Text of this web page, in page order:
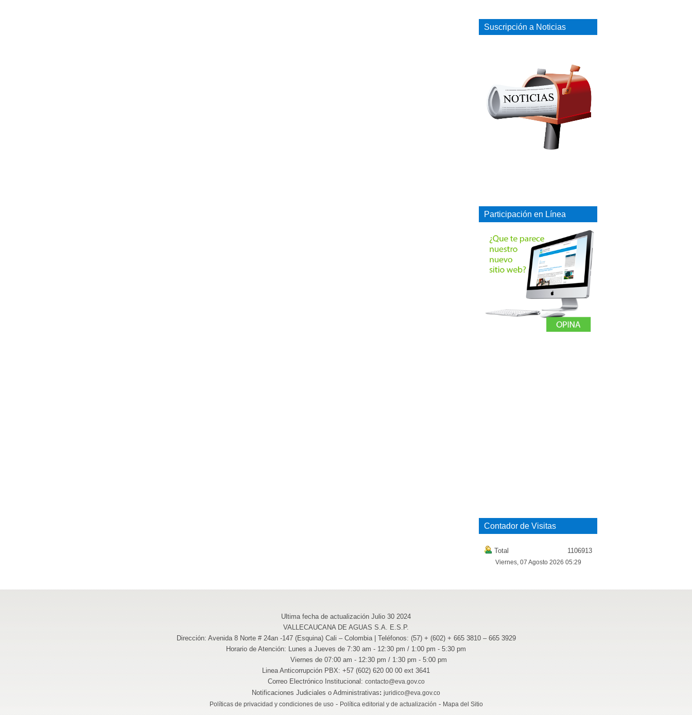
Suscripción a Noticias
Participación en Línea
Contador de Visitas
Total 1106913
Viernes, 07 Agosto 2026 05:29
Ultima fecha de actualización Julio 30 2024
VALLECAUCANA DE AGUAS S.A. E.S.P.
Dirección: Avenida 8 Norte # 24an -147 (Esquina) Cali – Colombia | Teléfonos: (57) + (602) + 665 3810 – 665 3929
Horario de Atención: Lunes a Jueves de 7:30 am - 12:30 pm / 1:00 pm - 5:30 pm
Viernes de 07:00 am - 12:30 pm / 1:30 pm - 5:00 pm
Linea Anticorrupción PBX: +57 (602) 620 00 00 ext 3641
Correo Electrónico Institucional: contacto@eva.gov.co
Notificaciones Judiciales o Administrativas: juridico@eva.gov.co
Políticas de privacidad y condiciones de uso- Política editorial y de actualización - Mapa del Sitio